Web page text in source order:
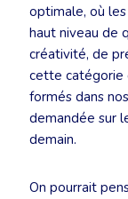
optimale, où
haut niveau de
créativité, de
cette catégorie
formés dans
demandée sur
demain.
On pourrait